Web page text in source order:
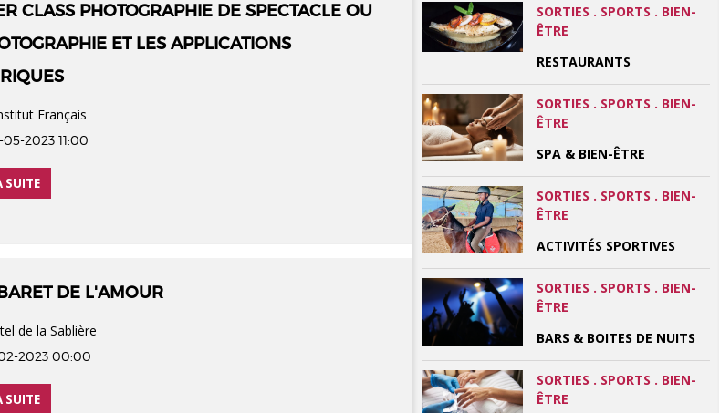
CLASS PHOTOGRAPHIE DE SPECTACLE OU
ET LES APPLICATIONS
Français
2023 11:00
SUITE
DE L'AMOUR
de la Sablière
02-2023 00:00
SUITE
SORTIES . SPORTS . BIEN-
ÊTRE
RESTAURANTS
SORTIES . SPORTS . BIEN-
ÊTRE
SPA & BIEN-ÊTRE
SORTIES . SPORTS . BIEN-
ÊTRE
ACTIVITÉS SPORTIVES
SORTIES . SPORTS . BIEN-
ÊTRE
BARS & BOITES DE NUITS
SORTIES . SPORTS . BIEN-
ÊTRE